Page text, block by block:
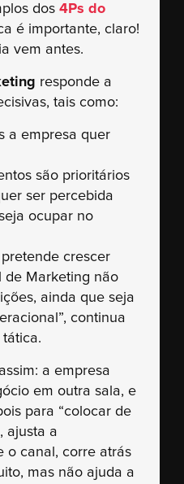
dos 4Ps do
é importante, claro!
vem antes.
responde a
tais como:
a empresa quer
são prioritários
ser percebida
ocupar no
crescer
de Marketing não
ainda que seja
continua
a empresa
em outra sala, e
para “colocar de
ajusta a
o canal, corre atrás
mas não ajuda a